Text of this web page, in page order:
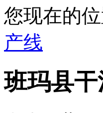
您现在的位
产线
班玛县